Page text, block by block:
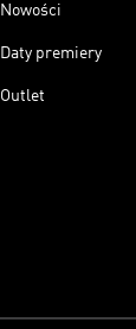
Nowości
Daty premiery
Outlet